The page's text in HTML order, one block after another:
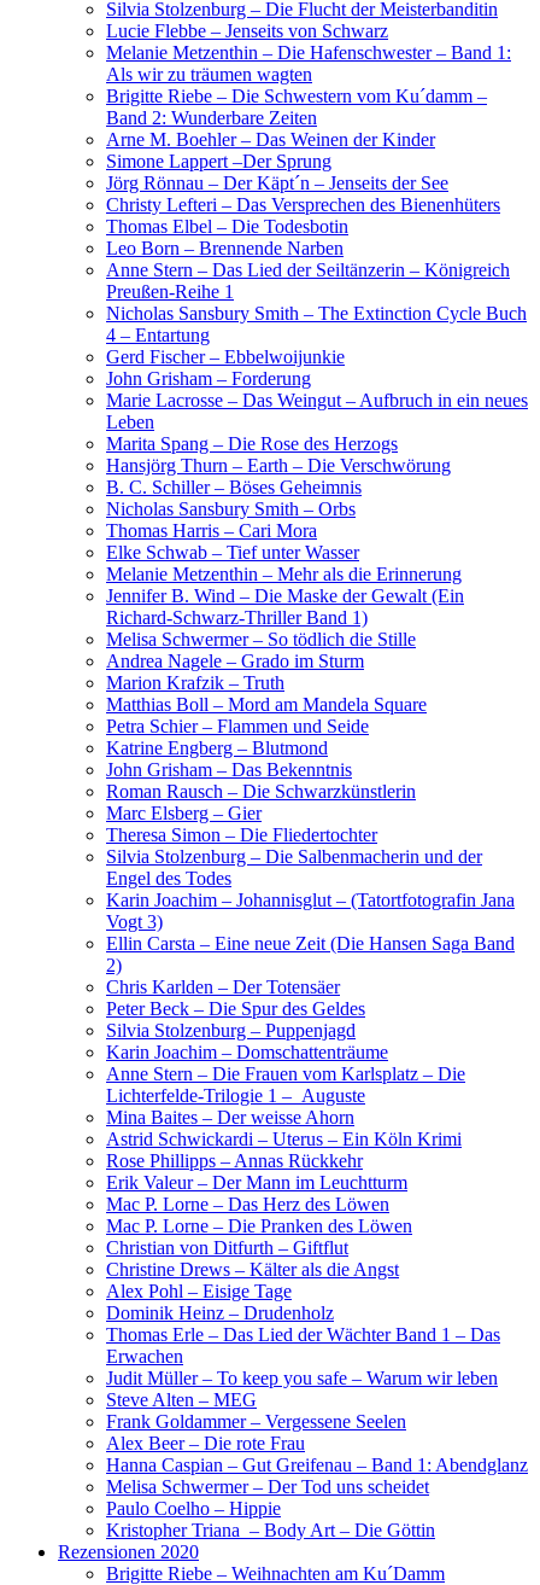
Silvia Stolzenburg – Die Flucht der Meisterbanditin
Lucie Flebbe – Jenseits von Schwarz
Melanie Metzenthin – Die Hafenschwester – Band 1:
Als wir zu träumen wagten
Brigitte Riebe – Die Schwestern vom Ku´damm –
Band 2: Wunderbare Zeiten
Arne M. Boehler – Das Weinen der Kinder
Simone Lappert –Der Sprung
Jörg Rönnau – Der Käpt´n – Jenseits der See
Christy Lefteri – Das Versprechen des Bienenhüters
Thomas Elbel – Die Todesbotin
Leo Born – Brennende Narben
Anne Stern – Das Lied der Seiltänzerin – Königreich
Preußen-Reihe 1
Nicholas Sansbury Smith – The Extinction Cycle Buch
4 – Entartung
Gerd Fischer – Ebbelwoijunkie
John Grisham – Forderung
Marie Lacrosse – Das Weingut – Aufbruch in ein neues
Leben
Marita Spang – Die Rose des Herzogs
Hansjörg Thurn – Earth – Die Verschwörung
B. C. Schiller – Böses Geheimnis
Nicholas Sansbury Smith – Orbs
Thomas Harris – Cari Mora
Elke Schwab – Tief unter Wasser
Melanie Metzenthin – Mehr als die Erinnerung
Jennifer B. Wind – Die Maske der Gewalt (Ein
Richard-Schwarz-Thriller Band 1)
Melisa Schwermer – So tödlich die Stille
Andrea Nagele – Grado im Sturm
Marion Krafzik – Truth
Matthias Boll – Mord am Mandela Square
Petra Schier – Flammen und Seide
Katrine Engberg – Blutmond
John Grisham – Das Bekenntnis
Roman Rausch – Die Schwarzkünstlerin
Marc Elsberg – Gier
Theresa Simon – Die Fliedertochter
Silvia Stolzenburg – Die Salbenmacherin und der
Engel des Todes
Karin Joachim – Johannisglut – (Tatortfotografin Jana
Vogt 3)
Ellin Carsta – Eine neue Zeit (Die Hansen Saga Band
2)
Chris Karlden – Der Totensäer
Peter Beck – Die Spur des Geldes
Silvia Stolzenburg – Puppenjagd
Karin Joachim – Domschattenträume
Anne Stern – Die Frauen vom Karlsplatz – Die
Lichterfelde-Trilogie 1 – Auguste
Mina Baites – Der weisse Ahorn
Astrid Schwickardi – Uterus – Ein Köln Krimi
Rose Phillipps – Annas Rückkehr
Erik Valeur – Der Mann im Leuchtturm
Mac P. Lorne – Das Herz des Löwen
Mac P. Lorne – Die Pranken des Löwen
Christian von Ditfurth – Giftflut
Christine Drews – Kälter als die Angst
Alex Pohl – Eisige Tage
Dominik Heinz – Drudenholz
Thomas Erle – Das Lied der Wächter Band 1 – Das
Erwachen
Judit Müller – To keep you safe – Warum wir leben
Steve Alten – MEG
Frank Goldammer – Vergessene Seelen
Alex Beer – Die rote Frau
Hanna Caspian – Gut Greifenau – Band 1: Abendglanz
Melisa Schwermer – Der Tod uns scheidet
Paulo Coelho – Hippie
Kristopher Triana – Body Art – Die Göttin
Rezensionen 2020
Brigitte Riebe – Weihnachten am Ku´Damm